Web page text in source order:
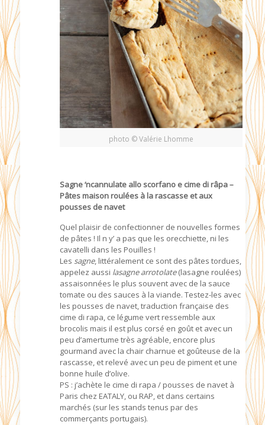
photo © Valérie Lhomme
Sagne ‘ncannulate allo scorfano e cime di râpa –
Pâtes maison roulées à la rascasse et aux
pousses de navet
Quel plaisir de confectionner de nouvelles formes
de pâtes ! Il n y’ a pas que les orecchiette, ni les
cavatelli dans les Pouilles !
Les sagne, littéralement ce sont des pâtes tordues,
appelez aussi lasagne arrotolate(lasagne roulées)
assaisonnées le plus souvent avec de la sauce
tomate ou des sauces à la viande. Testez-les avec
les pousses de navet, traduction française des
cime di rapa, ce légume vert ressemble aux
brocolis mais il est plus corsé en goût et avec un
peu d’amertume très agréable, encore plus
gourmand avec la chair charnue et goûteuse de la
rascasse, et relevé avec un peu de piment et une
bonne huile d’olive.
PS : j’achète le cime di rapa / pousses de navet à
Paris chez EATALY, ou RAP, et dans certains
marchés (sur les stands tenus par des
commerçants portugais).